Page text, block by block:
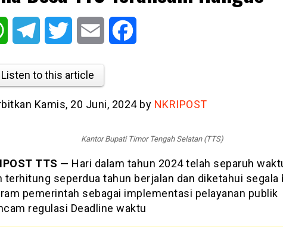
WhatsAppTelegram Twitter Email
Listen to this article
Kamis, 20 Juni, 2024 by NKRIPOST
Kantor Bupati Timor Tengah Selatan (TTS)
TTS — Hari dalam tahun 2024 telah separuh
terhitung seperdua tahun berjalan dan diketahui segala
pemerintah sebagai implementasi pelayanan publik
regulasi Deadline waktu